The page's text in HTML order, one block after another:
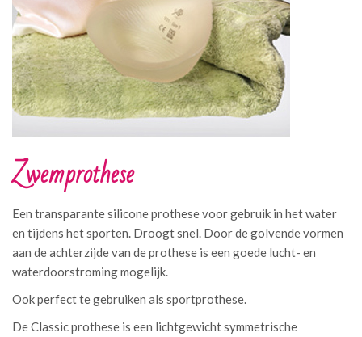
Zwemprothese
Een transparante silicone prothese voor gebruik in het water
en tijdens het sporten. Droogt snel. Door de golvende vormen
aan de achterzijde van de prothese is een goede lucht- en
waterdoorstroming mogelijk.
Ook perfect te gebruiken als sportprothese.
De Classic prothese is een lichtgewicht symmetrische